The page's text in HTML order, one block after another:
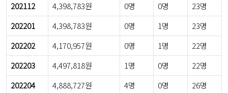
202112
4,398,783원 0명 0명
23명
202201
4,398,783원 0명 1명
23명
202202
4,170,957원 0명 1명
22명
202203
4,497,818원 1명 0명
22명
202204
4,888,727원 4명 0명
26명